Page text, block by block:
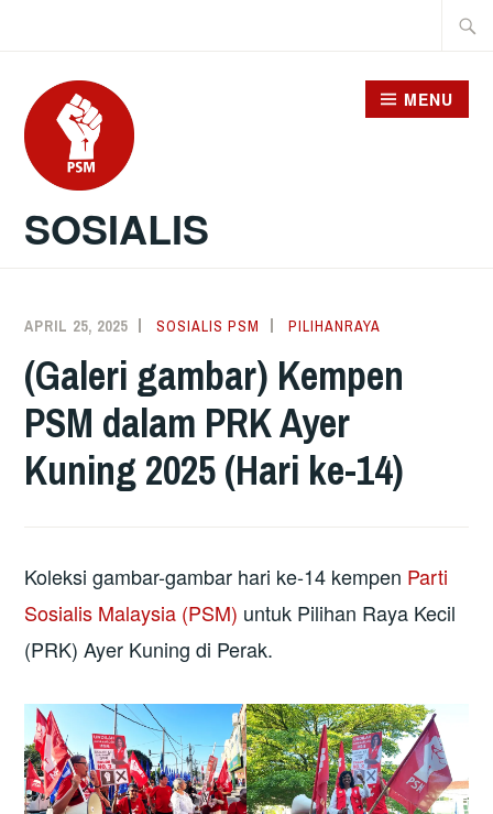
content
SOSIALIS
MENU
APRIL 25, 2025 SOSIALIS PSM PILIHANRAYA
(Galeri gambar) Kempen
PSM dalam PRK Ayer
Kuning 2025 (Hari ke-14)
Koleksi gambar-gambar hari ke-14 kempen Parti
Sosialis Malaysia (PSM) untuk Pilihan Raya Kecil
(PRK) Ayer Kuning di Perak.